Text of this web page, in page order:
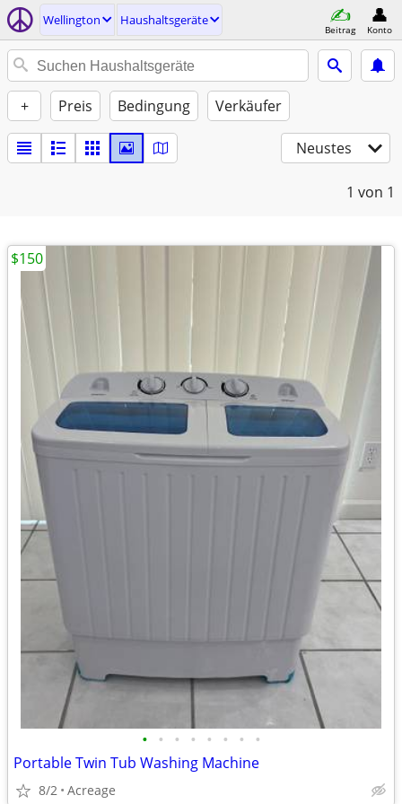
Wellington Haushaltsgeräte
Beitrag Konto
+ Preis Bedingung Verkäufer
Neustes
1 von 1
• • • • • • • •
Portable Twin Tub Washing Machine
8/2 Acreage
$150